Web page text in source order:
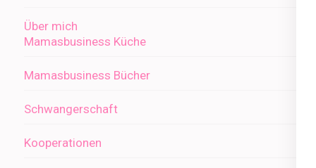
Über mich
Mamasbusiness Küche
Mamasbusiness Bücher
Schwangerschaft
Kooperationen